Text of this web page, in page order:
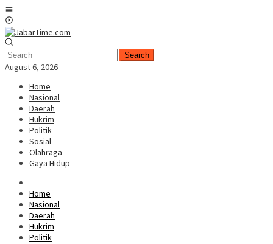
Skip
to
content
Search
August 6, 2026
Home
Nasional
Daerah
Hukrim
Politik
Sosial
Olahraga
Gaya Hidup
Home
Nasional
Daerah
Hukrim
Politik